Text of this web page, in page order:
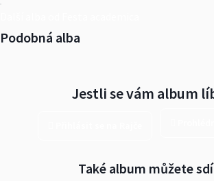
Podobná alba
Jestli se vám album
Také album můžete